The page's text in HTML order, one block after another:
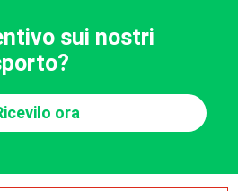
sui nostri
ora